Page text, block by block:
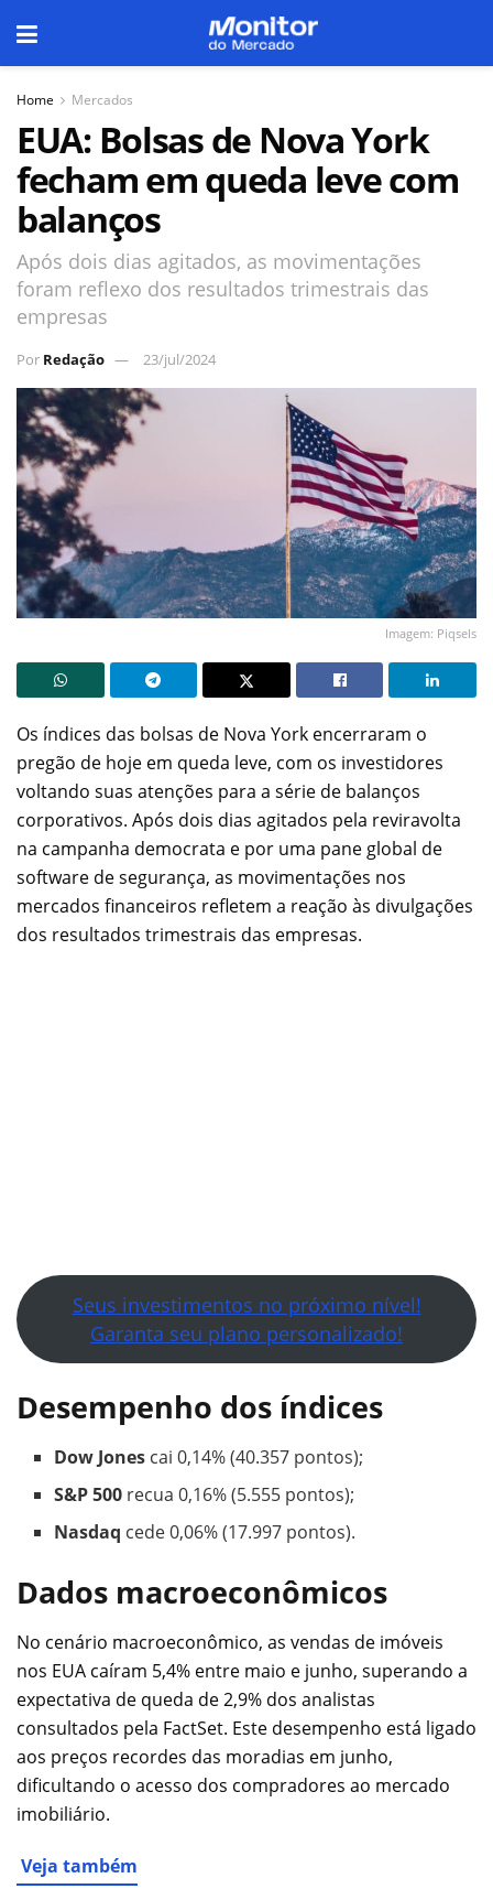
Home Mercados
EUA: Bolsas de Nova York
fecham em queda leve com
balanços
Após dois dias agitados, as movimentações
foram reflexo dos resultados trimestrais das
empresas
Por Redação 23/jul/2024
Imagem: Piqsels
Os índices das bolsas de Nova York encerraram o
pregão de hoje em queda leve, com os investidores
voltando suas atenções para a série de balanços
corporativos. Após dois dias agitados pela reviravolta
na campanha democrata e por uma pane global de
software de segurança, as movimentações nos
mercados financeiros refletem a reação às divulgações
dos resultados trimestrais das empresas.
Seus investimentos no próximo nível!
Garanta seu plano personalizado!
Desempenho dos índices
Dow Jones cai 0,14% (40.357 pontos);
S&P 500 recua 0,16% (5.555 pontos);
Nasdaq cede 0,06% (17.997 pontos).
Dados macroeconômicos
No cenário macroeconômico, as vendas de imóveis
nos EUA caíram 5,4% entre maio e junho, superando a
expectativa de queda de 2,9% dos analistas
consultados pela FactSet. Este desempenho está ligado
aos preços recordes das moradias em junho,
dificultando o acesso dos compradores ao mercado
imobiliário.
Veja também